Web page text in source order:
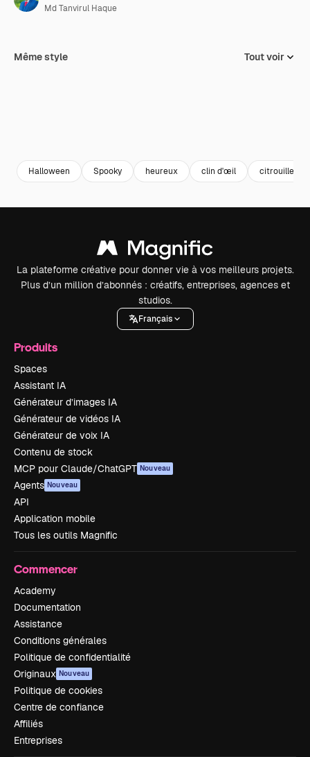
Md Tanvirul Haque
Même style Tout voir
Halloween Spooky heureux clin d'œil citrouille
La plateforme créative pour donner vie à vos meilleurs projets.
Plus d’un million d’abonnés : créatifs, entreprises, agences et
studios.
Français
Produits
Spaces
Assistant IA
Générateur d’images IA
Générateur de vidéos IA
Générateur de voix IA
Contenu de stock
MCP pour Claude/ChatGPT Nouveau
Agents Nouveau
API
Application mobile
Tous les outils Magnific
Commencer
Academy
Documentation
Assistance
Conditions générales
Politique de confidentialité
Originaux Nouveau
Politique de cookies
Centre de confiance
Affiliés
Entreprises